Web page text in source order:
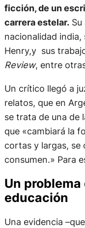
ficción, de un
carrera estelar.Su
nacionalidad india,
Henry,y sus
Review, entre
Un crítico llegó a
relatos, que en
se trata de una de
que «cambiará la
cortas y largas, se
consumen.» Para
Un
educación​
Una evidencia